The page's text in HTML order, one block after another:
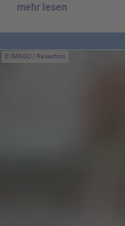
mehr lesen
IMAGO / Revierfoto